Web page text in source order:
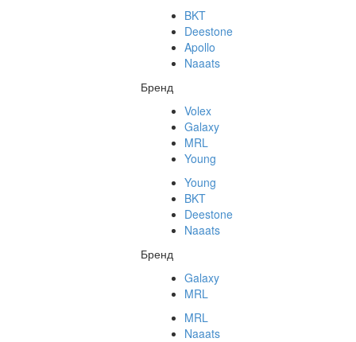
BKT
Deestone
Apollo
Naaats
Бренд
Volex
Galaxy
MRL
Young
Young
BKT
Deestone
Naaats
Бренд
Galaxy
MRL
MRL
Naaats